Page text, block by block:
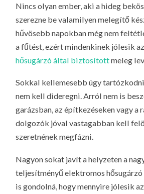
Nincs olyan ember, aki a hideg
szerezne be valamilyen melegítő
hűvösebb napokban még nem
a fűtést, ezért mindenkinek jólesik
hősugárzó által biztosítottmeleg
Sokkal kellemesebb úgy
nem kell dideregni. Arról nem is
garázsban, az építkezéseken vagy a
dolgozók jóval vastagabban kell
szeretnének megfázni.
Nagyon sokat javít a helyzeten a
teljesítményű elektromos hősugárzó
is gondolná, hogy mennyire jólesik az